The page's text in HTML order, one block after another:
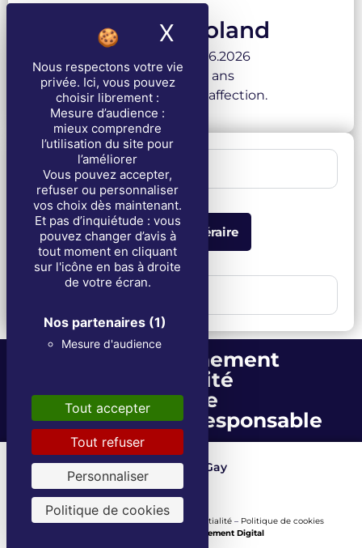
Nous respectons votre vie
privée. Ici, vous pouvez
choisir librement :
Mesure d’audience :
mieux comprendre
l’utilisation du site pour
l’améliorer
Vous pouvez accepter,
refuser ou personnaliser
vos choix dès maintenant.
Et pas d’inquiétude : vous
pouvez changer d’avis à
tout moment en cliquant
sur l'icône en bas à droite
de votre écran.
Nos partenaires (1)
Mesure d'audience
Tout accepter
Tout refuser
Personnaliser
Politique de cookies
X Masquer le
VALLET Roland
survenu le 25.06.2026
à l’âge de 66 ans
Avec toute notre affection.
1 . Cérémonie
Obtenir l'itinéraire
Accompagnement
Proximité
Écoute
Entreprise écoresponsable
Les Fils de Louis Gay
Depuis 1871
Mentions Légales–Politique de confidentialité – Politique de cookies
Tout Simplement Digital